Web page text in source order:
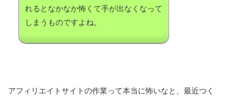
れるとなかなか怖くて手が出なくなって
しまうものですよね。
アフィリエイトサイトの作業って本当に怖いなと、最近つく